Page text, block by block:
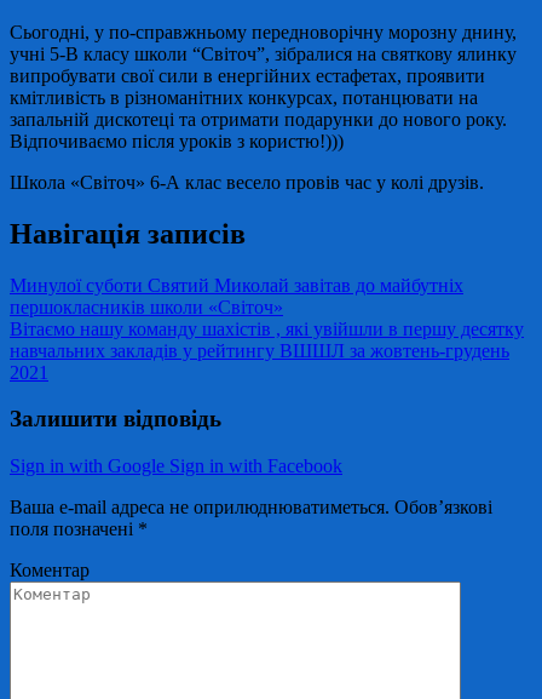
Сьогодні, у по-справжньому передноворічну морозну днину,
учні 5-В класу школи “Світоч”, зібралися на святкову ялинку
випробувати свої сили в енергійних естафетах, проявити
кмітливість в різноманітних конкурсах, потанцювати на
запальній дискотеці та отримати подарунки до нового року.
Відпочиваємо після уроків з користю!)))
Школа «Світоч» 6-А клас весело провів час у колі друзів.
Навігація записів
Минулої суботи Святий Миколай завітав до майбутніх
першокласників школи «Світоч»
Вітаємо нашу команду шахістів , які увійшли в першу десятку
навчальних закладів у рейтингу ВШШЛ за жовтень-грудень
2021
Залишити відповідь
Sign in with Google Sign in with Facebook
Ваша e-mail адреса не оприлюднюватиметься. Обов’язкові
поля позначені *
Коментар